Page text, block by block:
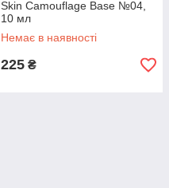
Skin Camouflage Base №04,
10 мл
Немає в наявності
225 ₴